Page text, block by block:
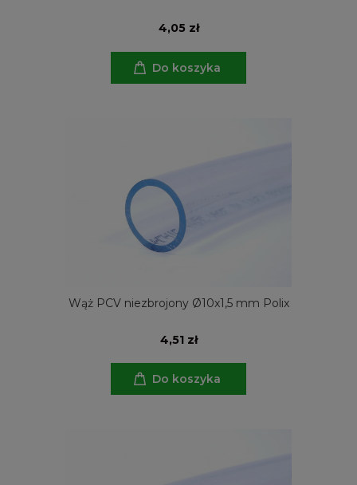
4,05 zł
Do koszyka
Wąż PCV niezbrojony Ø10x1,5 mm Polix
4,51 zł
Do koszyka